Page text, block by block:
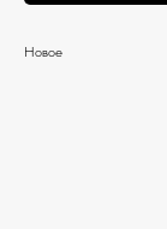
Новое